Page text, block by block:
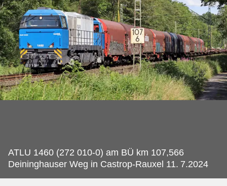
ATLU 1460 (272 010-0) am BÜ km 107,566
Deininghauser Weg in Castrop-Rauxel 11. 7.2024